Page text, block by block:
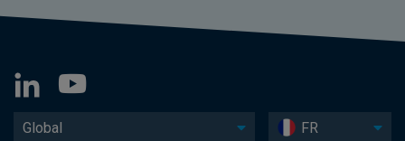
Global FR